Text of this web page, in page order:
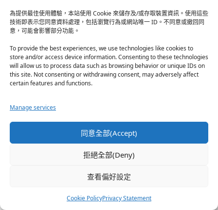
為提供最佳使用體驗，本站使用 Cookie 來儲存及/或存取裝置資訊。使用這些
技術即表示您同意資料處理，包括瀏覽行為或網站唯一 ID。不同意或撤回同
意，可能會影響部分功能。
To provide the best experiences, we use technologies like cookies to
store and/or access device information. Consenting to these technologies
will allow us to process data such as browsing behavior or unique IDs on
this site. Not consenting or withdrawing consent, may adversely affect
certain features and functions.
Manage services
同意全部(Accept)
拒絕全部(Deny)
查看偏好設定
Cookie PolicyPrivacy Statement
=W=，77隨筆確實是看F/Z小說那時的感慨，撇開
金閃閃再撇開自我束縛M體質的Saber，最展現王
要重踹某位男人背影的願望呢，前陣子看了某篇改
編背影，我都不由得產生這種願望了（噗）
其實這次活動的隨筆100不到六年，寫隨筆是某年
筆差不多三、四年而已，爬起來其實很快，網站裡
所有文章才是真正需要時間的精華（我挺），時間
雖然很殘酷，但累積之後，就算更新停滯也會產生
充實豐富的假象，是其優點之一！總之感謝參與七
週年活動，日後也請多多指教（鞠躬）